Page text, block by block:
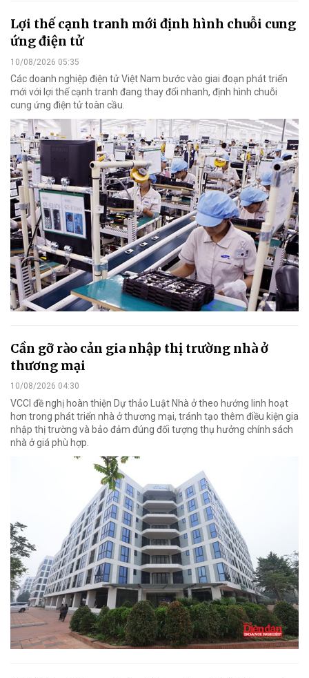
Lợi thế cạnh tranh mới định hình chuỗi cung
ứng điện tử
10/08/2026 05:35
Các doanh nghiệp điện tử Việt Nam bước vào giai đoạn phát triển
mới với lợi thế cạnh tranh đang thay đổi nhanh, định hình chuỗi
cung ứng điện tử toàn cầu.
Cần gỡ rào cản gia nhập thị trường nhà ở
thương mại
10/08/2026 04:30
VCCI đề nghị hoàn thiện Dự thảo Luật Nhà ở theo hướng linh hoạt
hơn trong phát triển nhà ở thương mại, tránh tạo thêm điều kiện gia
nhập thị trường và bảo đảm đúng đối tượng thụ hưởng chính sách
nhà ở giá phù hợp.